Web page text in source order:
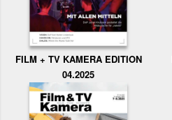
FILM + TV KAMERA EDITION
04.2025